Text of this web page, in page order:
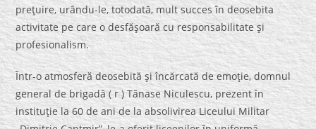
preţuire, urându-le, totodată, mult succes în deosebita
activitate pe care o desfăşoară cu responsabilitate şi
profesionalism.
Într-o atmosferă deosebită şi încărcată de emoţie, domnul
general de brigadă ( r ) Tănase Niculescu, prezent în
instituţie la 60 de ani de la absolivirea Liceului Militar